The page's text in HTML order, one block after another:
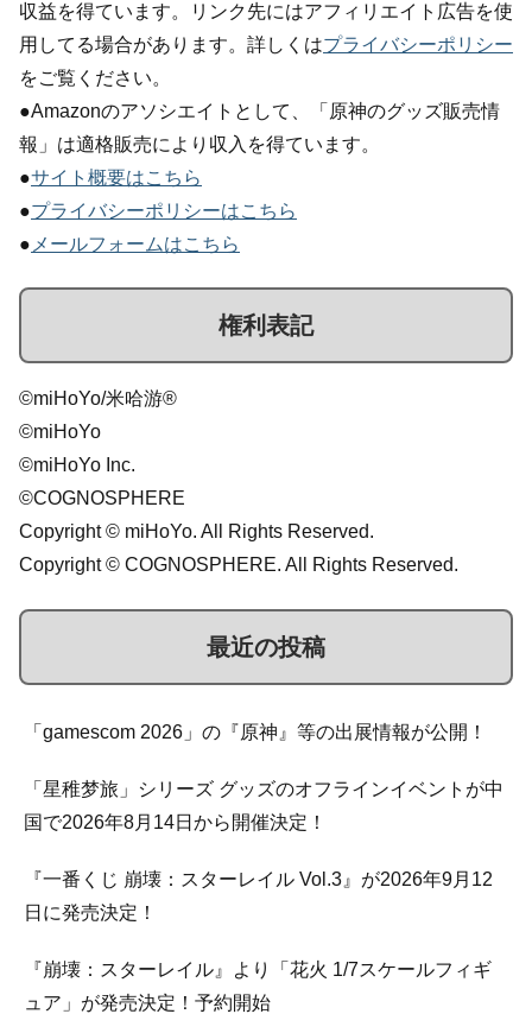
収益を得ています。リンク先にはアフィリエイト広告を使
用してる場合があります。詳しくはプライバシーポリシー
をご覧ください。
●Amazonのアソシエイトとして、「原神のグッズ販売情
報」は適格販売により収入を得ています。
●サイト概要はこちら
●プライバシーポリシーはこちら
● メールフォームはこちら
権利表記
©miHoYo/米哈游®
©miHoYo
©miHoYo Inc.
©COGNOSPHERE
Copyright © miHoYo. All Rights Reserved.
Copyright © COGNOSPHERE. All Rights Reserved.
最近の投稿
「gamescom 2026」の『原神』等の出展情報が公開！
「星稚梦旅」シリーズ グッズのオフラインイベントが中
国で2026年8月14日から開催決定！
『一番くじ 崩壊：スターレイル Vol.3』が2026年9月12
日に発売決定！
『崩壊：スターレイル』より「花火 1/7スケールフィギ
ュア」が発売決定！予約開始